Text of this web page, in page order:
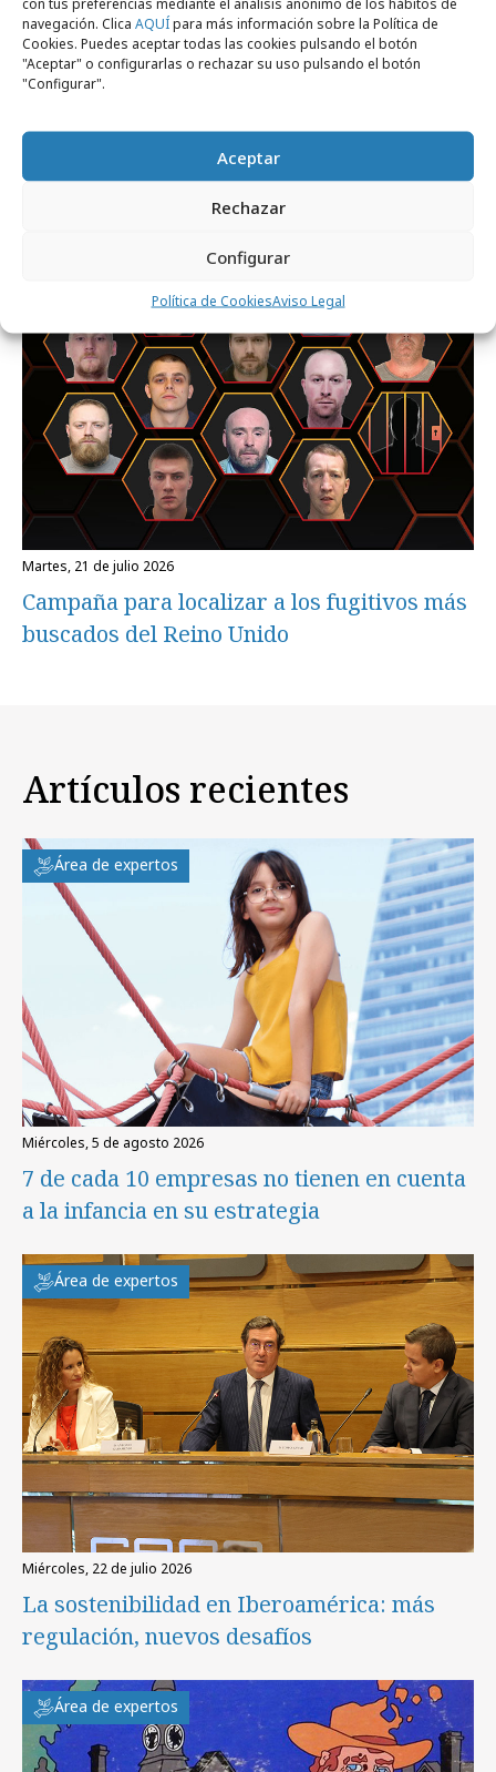
navegación. Clica AQUÍpara más información sobre la Política de
Cookies. Puedes aceptar todas las cookies pulsando el botón
"Aceptar" o configurarlas o rechazar su uso pulsando el botón
"Configurar".
Aceptar
Rechazar
Configurar
Política de CookiesAviso Legal
Dentsu España celebra su primer
hackathon con Google Cloud
martes, 21 de julio 2026
Campaña para localizar a los fugitivos más
buscados del Reino Unido
Artículos recientes
Área de expertos
miércoles, 5 de agosto 2026
7 de cada 10 empresas no tienen en cuenta
a la infancia en su estrategia
Área de expertos
miércoles, 22 de julio 2026
La sostenibilidad en Iberoamérica: más
regulación, nuevos desafíos
Área de expertos